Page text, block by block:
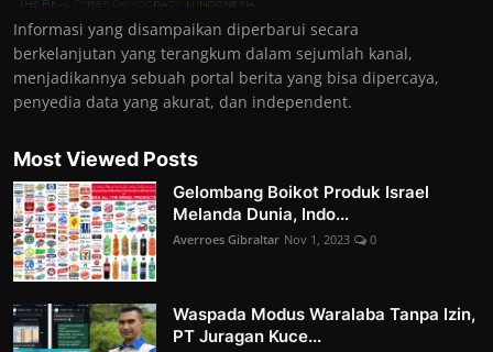
Informasi yang disampaikan diperbarui secara
berkelanjutan yang terangkum dalam sejumlah kanal,
menjadikannya sebuah portal berita yang bisa dipercaya,
penyedia data yang akurat, dan independent.
Most Viewed Posts
Gelombang Boikot Produk Israel
Melanda Dunia, Indo...
Averroes Gibraltar Nov 1, 2023 0
Waspada Modus Waralaba Tanpa Izin,
PT Juragan Kuce...